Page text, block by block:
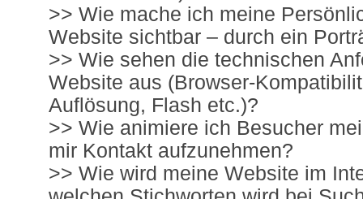
>> Wie mache ich meine
Website sichtbar – durch ein
>> Wie sehen die technischen
Website aus (Browser-
Auflösung, Flash etc.)?
>> Wie animiere ich Besucher
mir Kontakt aufzunehmen?
>> Wie wird meine Website im